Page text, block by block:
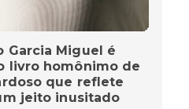
Garcia Miguel é
livro homônimo de
que reflete
jeito inusitado